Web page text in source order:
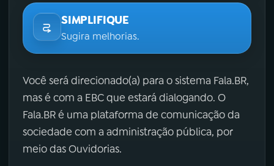
SIMPLIFIQUE
Sugira melhorias.
Você será direcionado(a) para o sistema Fala.BR,
mas é com a EBC que estará dialogando. O
Fala.BR é uma plataforma de comunicação da
sociedade com a administração pública, por
meio das Ouvidorias.